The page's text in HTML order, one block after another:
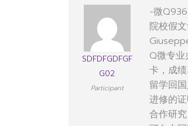
SDFDFGDFGF
G02
Participant
-微
院校假
Q微专
卡，成
留学回
进修的
合作研